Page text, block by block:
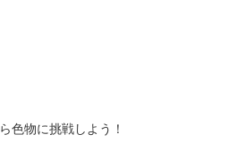
色物に挑戦しよう！